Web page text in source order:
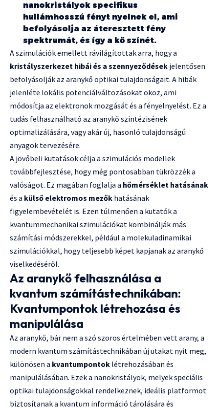
nanokristályok specifikus
hullámhosszú fényt nyelnek el, ami
befolyásolja az áteresztett fény
spektrumát, és így a kő színét.
A szimulációk emellett rávilágítottak arra, hogy a
kristályszerkezet hibái és a szennyeződések jelentősen
befolyásolják az aranykő optikai tulajdonságait. A hibák
jelenléte lokális potenciálváltozásokat okoz, ami
módosítja az elektronok mozgását és a fényelnyelést. Ez a
tudás felhasználható az aranykő szintézisének
optimalizálására, vagy akár új, hasonló tulajdonságú
anyagok tervezésére.
A jövőbeli kutatások célja a szimulációs modellek
továbbfejlesztése, hogy még pontosabban tükrözzék a
valóságot. Ez magában foglalja a hőmérséklet hatásának
és a külső elektromos mezők hatásának
figyelembevételét is. Ezen túlmenően a kutatók a
kvantummechanikai szimulációkat kombinálják más
számítási módszerekkel, például a molekuladinamikai
szimulációkkal, hogy teljesebb képet kapjanak az aranykő
viselkedéséről.
Az aranykő felhasználása a
kvantum számítástechnikában:
Kvantumpontok létrehozása és
manipulálása
Az aranykő, bár nem a szó szoros értelmében vett arany, a
modern kvantum számítástechnikában új utakat nyit meg,
különösen a kvantumpontok létrehozásában és
manipulálásában. Ezek a nanokristályok, melyek speciális
optikai tulajdonságokkal rendelkeznek, ideális platformot
biztosítanak a kvantum információ tárolására és